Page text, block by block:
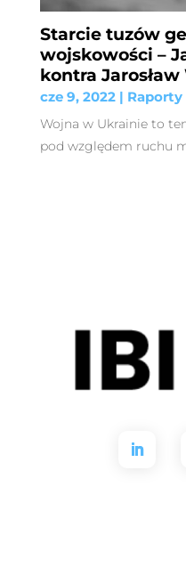
Starcie tuzów
wojskowości –
kontra
cze 9, 2022| Raporty
Wojna w Ukrainie to
pod względem ruchu